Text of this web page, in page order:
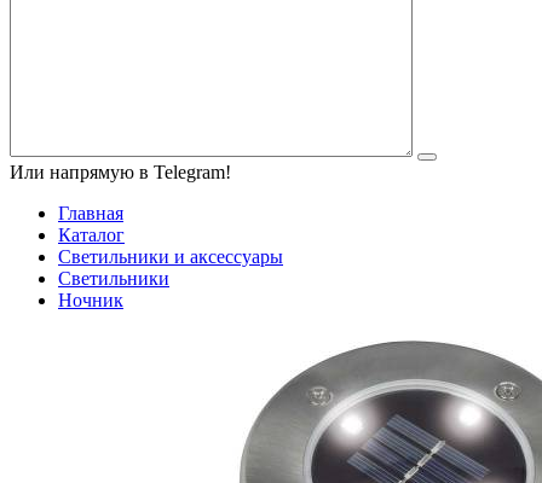
Или напрямую в Telegram!
Главная
Каталог
Светильники и аксессуары
Светильники
Ночник